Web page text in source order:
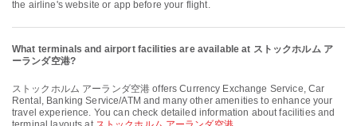
the airline's website or app before your flight.
What terminals and airport facilities are available at ストックホルム ア
ーランダ空港?
ストックホルム アーランダ空港 offers Currency Exchange Service, Car
Rental, Banking Service/ATM and many other amenities to enhance your
travel experience. You can check detailed information about facilities and